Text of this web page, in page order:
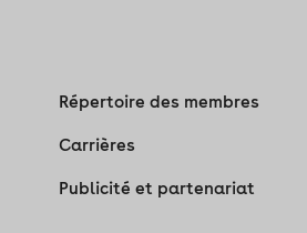
Répertoire des membres
Carrières
Publicité et partenariat